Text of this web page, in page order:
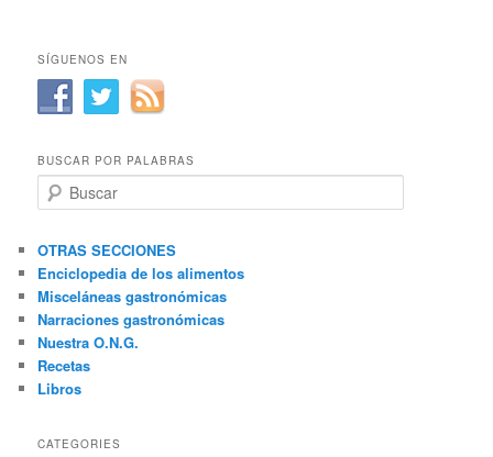
SÍGUENOS EN
BUSCAR POR PALABRAS
u
c
a
r
OTRAS SECCIONES
Enciclopedia de los alimentos
Misceláneas gastronómicas
Narraciones gastronómicas
Nuestra O.N.G.
Recetas
Libros
CATEGORIES